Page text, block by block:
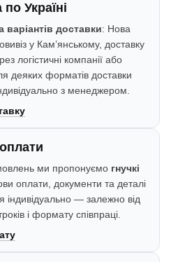
Україні
варіантів доставки: Нова
у Кам’янському, доставку
логістичні компанії або
деяких форматів доставки
з менеджером.
ми пропонуємо гнучкі
оплати, документи та деталі
індивідуально — залежно від
і формату співпраці.